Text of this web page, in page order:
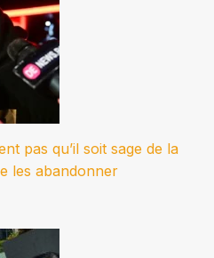
pas qu’il soit sage de la
les abandonner